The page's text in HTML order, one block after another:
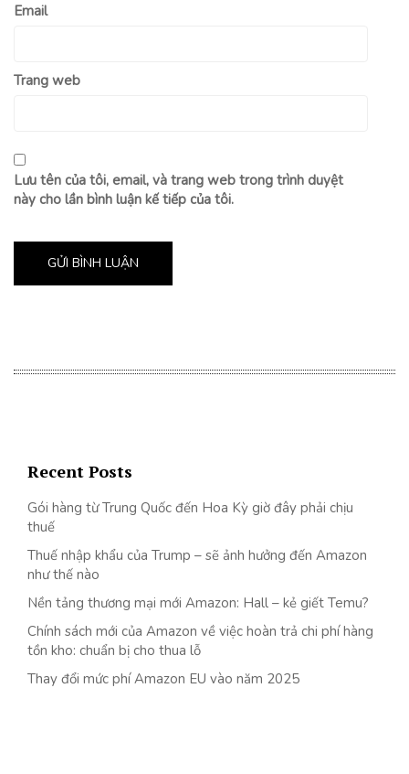
Email
Trang web
Lưu tên của tôi, email, và trang web trong trình duyệt
này cho lần bình luận kế tiếp của tôi.
Recent Posts
Gói hàng từ Trung Quốc đến Hoa Kỳ giờ đây phải chịu
thuế
Thuế nhập khẩu của Trump – sẽ ảnh hưởng đến Amazon
như thế nào
Nền tảng thương mại mới Amazon: Hall – kẻ giết Temu?
Chính sách mới của Amazon về việc hoàn trả chi phí hàng
tồn kho: chuẩn bị cho thua lỗ
Thay đổi mức phí Amazon EU vào năm 2025